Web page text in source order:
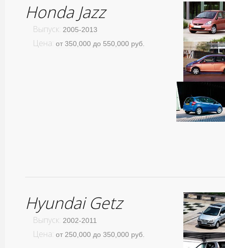
Honda Jazz
Выпуск: 2005-2013
Цена: от 350,000 до 550,000 руб.
Hyundai Getz
Выпуск: 2002-2011
Цена: от 250,000 до 350,000 руб.